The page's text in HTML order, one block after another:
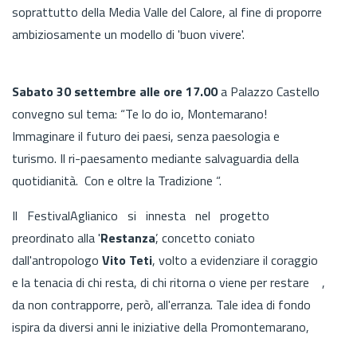
soprattutto della Media Valle del Calore, al fine di proporre
ambiziosamente un modello di 'buon vivere'.
Sabato 30 settembre alle ore 17.00a Palazzo Castello
convegno sul tema: “Te lo do io, Montemarano!
Immaginare il futuro dei paesi, senza paesologia e
turismo. Il ri-paesamento mediante salvaguardia della
quotidianità. Con e oltre la Tradizione “.
Il FestivalAglianico si innesta nel progetto
preordinato alla 'Restanza’, concetto coniato
dall'antropologo Vito Teti, volto a evidenziare il coraggio
e la tenacia di chi resta, di chi ritorna o viene per restare ,
da non contrapporre, però, all'erranza. Tale idea di fondo
ispira da diversi anni le iniziative della Promontemarano,